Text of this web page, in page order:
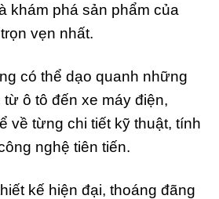
khám phá sản phẩm của
vẹn nhất.
có thể dạo quanh những
ô tô đến xe máy điện,
về từng chi tiết kỹ thuật, tính
nghệ tiên tiến.
kế hiện đại, thoáng đãng